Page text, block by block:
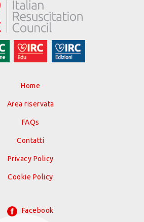
Home
Area riservata
FAQs
Contatti
Privacy Policy
Cookie Policy
Facebook